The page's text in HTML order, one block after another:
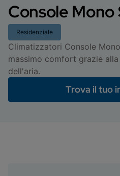
Console Mono
Residenziale
Climatizzatori Console
massimo comfort grazie
dell'aria.
Trova il tuo